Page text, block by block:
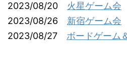
2023/08/20 火星ゲーム会
2023/08/26 新宿ゲーム会
2023/08/27 ボードゲーム